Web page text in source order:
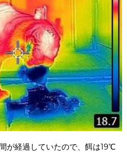
が経過していたので、餌は19℃